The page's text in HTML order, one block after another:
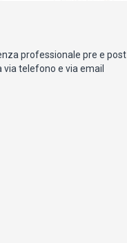
professionale pre e post
via telefono e via email